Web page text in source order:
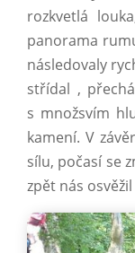
rozkvetlá
panorama
následovaly
střídal ,
s množsvím
kamení. V
sílu, počasí se
zpět nás osvěžil